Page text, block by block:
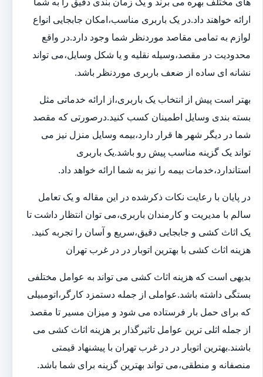
ارائه خواهند داد.در یک باربری مناسب،امکان جابجایی انواع
لوازم به تمامی مقاصد موردنظر شما وجود دارد.در واقع
محدودیت در مقصد،وسیله نقلیه و یا شکل وسایل،می تواند
نشانه ای ساده از ضعف باربری موردنظر باشد.
بهتر است پیش از انتخاب یک باربری،از ارائه خدماتی مثل
بسته بندی وسایل اطمینان کسب کنید.درصورتی که مقصد
شما در دیگر شهر ها قرار دارد،بیمه وسایل منزل نیز می
تواند یک گزینه مناسب پیش رو باشد.یک باربری
استاندارد،خدمات بیمه را نیز به شما ارائه خواهد داد.
در پایان با رعایت نکات ذکرشده در این مقاله و یک تعامل
سالم با مدیریت و کارمندان باربری،می توان انتظار داشت تا
یک اثاث کشی و جابجایی دقیق،سریع و آسان را تجربه کنید.
هزینه اثاث کشی با بهترین اتوبار در در غرب تهران
بدیهی است که هزینه اثاث کشی می تواند به عوامل مختلفی
بستگی داشته باشد.عواملی از جمله دستمزد کارگر،اتومبیلی
که برای حمل بار فرستاده می شود و میزان مسیر تا مقصد
از جمله اثلی ترین عوامل تاثیرگذار بر هزینه اثاث کشی می
باشند.بهترین اتوبار در در غرب تهران با پیشنهاد قیمتی
منصفانه و منطقی،می تواند بهترین گزینه برای شما باشد.